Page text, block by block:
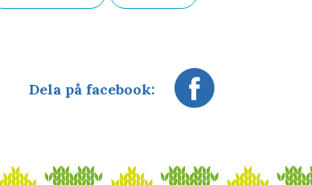
Dela på facebook: